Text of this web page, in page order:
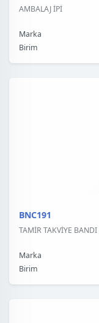
AMBALAJ İPİ
Marka
Birim
BNC191
TAMİR TAKVİYE
Marka
Birim